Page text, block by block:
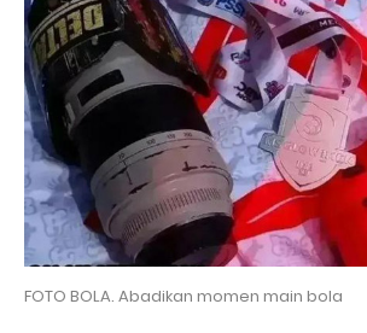
FOTO BOLA. Abadikan momen main bola